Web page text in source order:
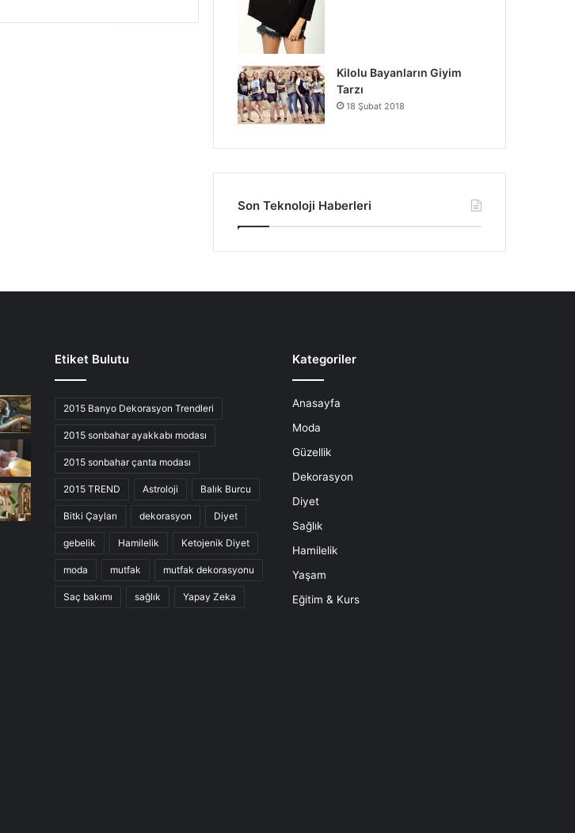
Kilolu Bayanların Giyim
Tarzı
18 Şubat 2018
Son Teknoloji Haberleri
Etiket Bulutu
2015 Banyo Dekorasyon Trendleri
2015 sonbahar ayakkabı modası
2015 sonbahar çanta modası
2015 TREND Astroloji Balık Burcu
Bitki Çayları dekorasyon Diyet
gebelik Hamilelik Ketojenik Diyet
moda mutfak mutfak dekorasyonu
Saç bakımı sağlık Yapay Zeka
Kategoriler
Anasayfa
Moda
Güzellik
Dekorasyon
Diyet
Sağlık
Hamilelik
Yaşam
Eğitim & Kurs